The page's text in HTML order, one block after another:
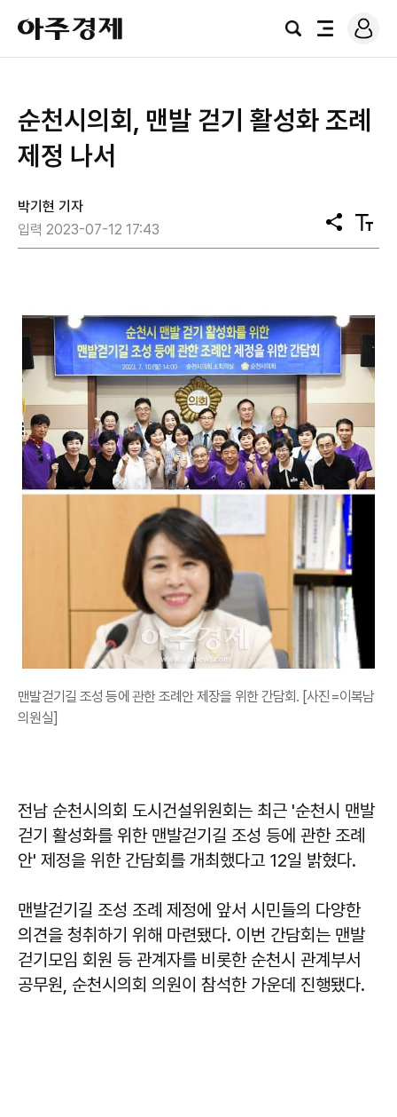
아
주
경
검
전
로
그
순천시의회, 맨발 걷기 활성화 조례
제정 나서
박기현 기자
입력 2023-07-12 17:43
공
유
텍
스
맨발걷기길 조성 등에 관한 조례안 제장을 위한 간담회. [사진=이복남
의원실]
전남 순천시의회 도시건설위원회는 최근 '순천시 맨발
걷기 활성화를 위한 맨발걷기길 조성 등에 관한 조례
안' 제정을 위한 간담회를 개최했다고 12일 밝혔다.
맨발걷기길 조성 조례 제정에 앞서 시민들의 다양한
의견을 청취하기 위해 마련됐다. 이번 간담회는 맨발
걷기모임 회원 등 관계자를 비롯한 순천시 관계부서
공무원, 순천시의회 의원이 참석한 가운데 진행됐다.